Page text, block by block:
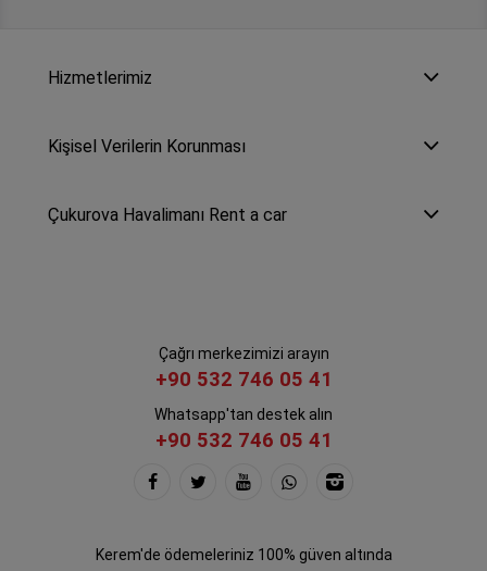
Hizmetlerimiz
Kişisel Verilerin Korunması
Çukurova Havalimanı Rent a car
Çağrı merkezimizi arayın
+90 532 746 05 41
Whatsapp'tan destek alın
+90 532 746 05 41
Kerem'de ödemeleriniz 100% güven altında